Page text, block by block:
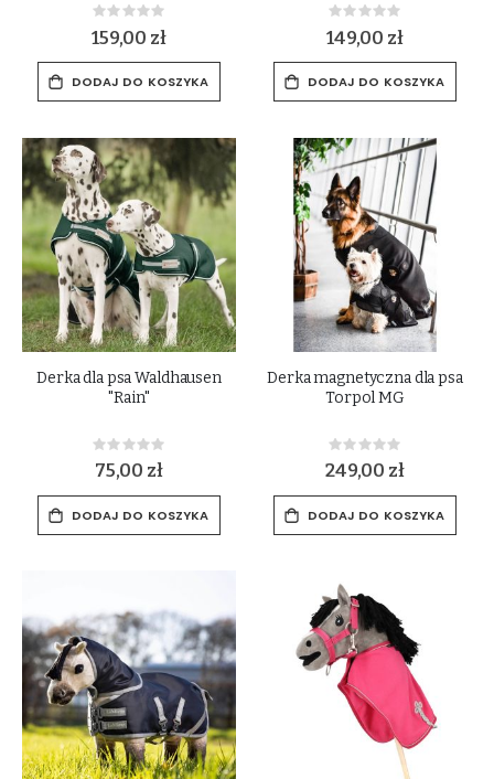
Rating:
0%
159,00 zł
DODAJ DO KOSZYKA
Rating:
0%
149,00 zł
DODAJ DO KOSZYKA
Derka dla psa Waldhausen
"Rain"
Rating:
0%
75,00 zł
DODAJ DO KOSZYKA
Derka magnetyczna dla psa
Torpol MG
Rating:
0%
249,00 zł
DODAJ DO KOSZYKA